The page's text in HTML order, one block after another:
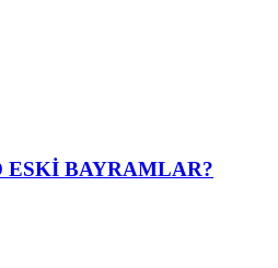
BAYRAMLAR?